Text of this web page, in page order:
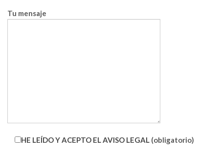
Tu mensaje
HE LEÍDO Y ACEPTO EL AVISO LEGAL (obligatorio)